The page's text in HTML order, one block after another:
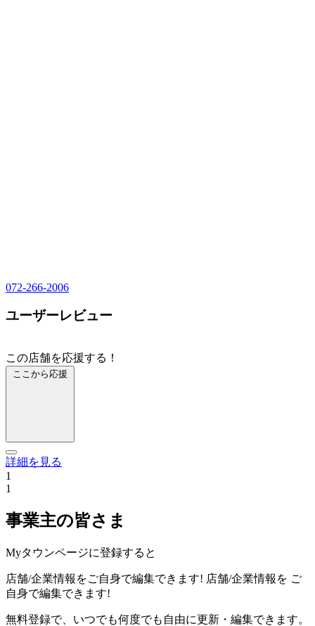
072-266-2006
ユーザーレビュー
この店舗を応援する！
ここから応援
詳細を見る
1
1
事業主の皆さま
Myタウンページに登録すると
店舗/企業情報をご自身で編集できます! 店舗/企業情報を ご
自身で編集できます!
無料登録で、いつでも何度でも自由に更新・編集できます。